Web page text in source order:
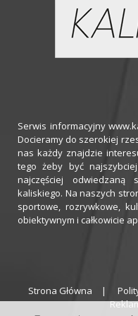
Serwis informacyjny
Docieramy do szerokiej
nas każdy znajdzie
tego żeby być
najczęściej
kaliskiego. Na naszych
sportowe, rozrywkowe,
obiektywnym i całkowicie
Strona Główna